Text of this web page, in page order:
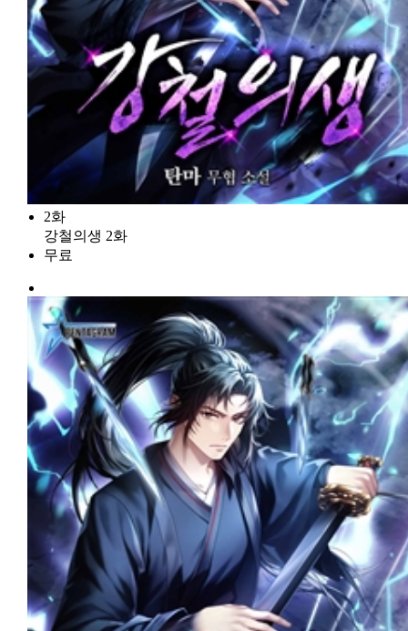
2화
강철의생 2화
무료